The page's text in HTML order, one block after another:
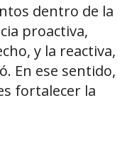
dentro de la
proactiva,
y la reactiva,
En ese sentido,
fortalecer la